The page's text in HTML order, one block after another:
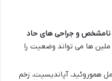
نامشخص و جراحی های حاد
ها می تواند وضعیت را
هموروئید، آپاندیسیت، زخم